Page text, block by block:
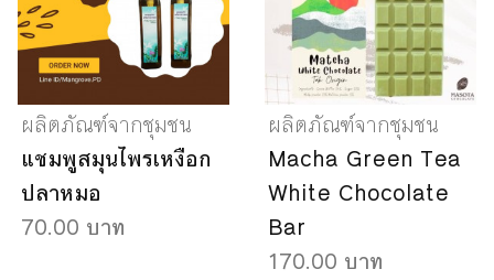
ผลิตภัณฑ์จากชุมชน
แชมพูสมุนไพรเหงือก
ปลาหมอ
70.00 บาท
ผลิตภัณฑ์จากชุมชน
Macha Green Tea
White Chocolate
Bar
170.00 บาท